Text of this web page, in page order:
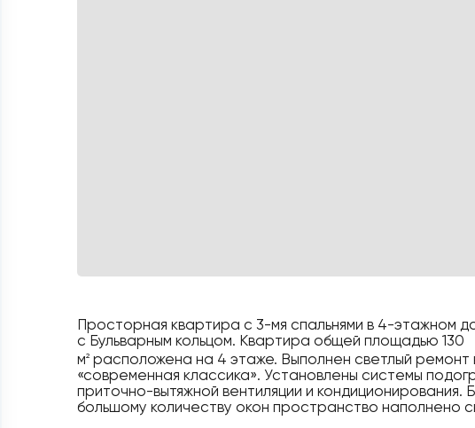
Просторная квартира с 3-мя спальнями в 4-этажном
с Бульварным кольцом. Квартира общей площадью 130
м2 расположена на 4 этаже. Выполнен светлый ремонт
«современная классика». Установлены системы
приточно-вытяжной вентиляции и кондиционирования.
большому количеству окон пространство наполнено